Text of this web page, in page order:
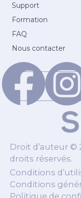
Support
Formation
FAQ
Nous contacter
Droit d’auteur ©
droits réservés.
Conditions
Conditions
Politique de